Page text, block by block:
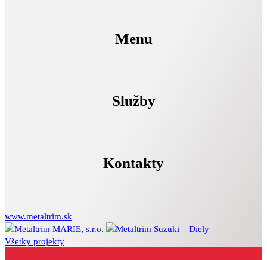
Menu
Služby
Kontakty
www.metaltrim.sk
MARIE, s.r.o.
Suzuki – Diely
Všetky projekty